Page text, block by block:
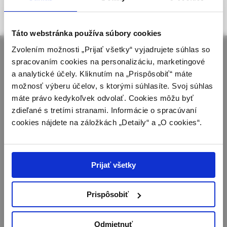
Táto webstránka používa súbory cookies
Zvolením možnosti „Prijať všetky“ vyjadrujete súhlas so
spracovaním cookies na personalizáciu, marketingové
a analytické účely. Kliknutím na „Prispôsobiť“ máte
možnosť výberu účelov, s ktorými súhlasíte. Svoj súhlas
máte právo kedykoľvek odvolať. Cookies môžu byť
zdieľané s tretími stranami. Informácie o spracúvaní
cookies nájdete na záložkách „Detaily“ a „O cookies“.
Prijať všetky
Prispôsobiť
Odmietnuť
https://www.solen.sk/casopisy/via-practica
O spoločnosti Solen
Kontakty
Mapa stránok
Časopisy
Podujatia
Všeobecné obchodné podmienky
Podmienky odstúpenia od zmluvy a vrátenie tovaru
Ochrana osobných údajov
zmysle § 8 zákona č. 147/2001 Z. z. o reklame.
Zdravotníckym odborníkom sa rozumie osoba
oprávnená humánne lieky predpisovať alebo
vydávať (lekár, lekárnik, farmaceutický laborant)
podľa platných právnych predpisov Slovenskej
republiky.
Potvrdením tohto upozornenia vyhlasujem, že
som zdravotníckym odborníkom v zmysle vyššie
laickej verejnosti. Toto potvrdenie bude platné
Potvrdzujem, že som
zdravotnícky odborník